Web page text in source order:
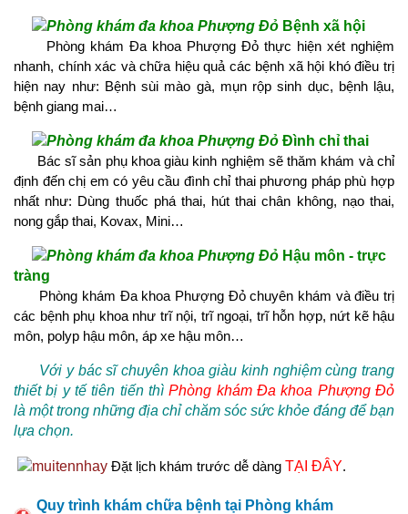
Bệnh xã hội
Phòng khám Đa khoa Phượng Đỏ thực hiện xét nghiệm
nhanh, chính xác và chữa hiệu quả các bệnh xã hội khó điều trị
hiện nay như: Bệnh sùi mào gà, mụn rộp sinh dục, bệnh lậu,
bệnh giang mai…
Đình chỉ thai
Bác sĩ sản phụ khoa giàu kinh nghiệm sẽ thăm khám và chỉ
định đến chị em có yêu cầu đình chỉ thai phương pháp phù hợp
nhất như: Dùng thuốc phá thai, hút thai chân không, nạo thai,
nong gắp thai, Kovax, Mini…
Hậu môn - trực
tràng
Phòng khám Đa khoa Phượng Đỏ chuyên khám và điều trị
các bệnh phụ khoa như trĩ nội, trĩ ngoại, trĩ hỗn hợp, nứt kẽ hậu
môn, polyp hậu môn, áp xe hậu môn…
Với y bác sĩ chuyên khoa giàu kinh nghiệm cùng trang
thiết bị y tế tiên tiến thìPhòng khám Đa khoa Phượng Đỏ
là một trong những địa chỉ chăm sóc sức khỏe đáng để bạn
lựa chọn.
Đặt lịch khám trước dễ dàng TẠI ĐÂY.
Quy trình khám chữa bệnh tại Phòng khám